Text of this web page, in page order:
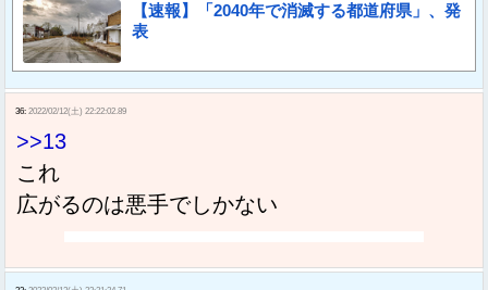
【速報】「2040年で消滅する都道府県」、発
表
36: 2022/02/12(土) 22:22:02.89
>>13
これ
広がるのは悪手でしかない